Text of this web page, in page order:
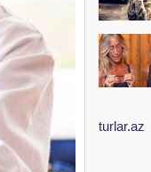
turlar.az